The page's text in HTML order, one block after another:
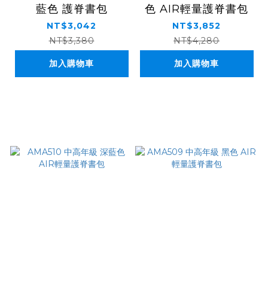
藍色 護脊書包
NT$3,042
NT$3,380
加入購物車
色 AIR輕量護脊書包
NT$3,852
NT$4,280
加入購物車